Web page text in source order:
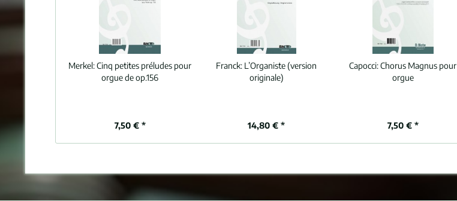
Merkel:Cinq petites préludes pour
orgue de op.156
7,50 € *
Franck: L’Organiste (version
originale)
14,80 € *
Capocci:Chorus Magnus pour
orgue
7,50 € *